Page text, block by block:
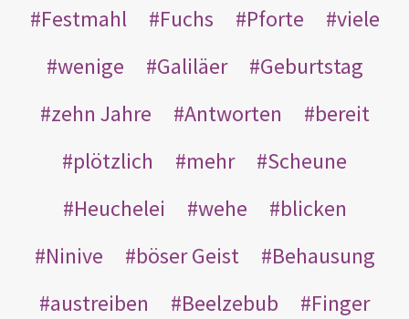
Festmahl
Fuchs Pforte
viele
wenige
Galiläer
Geburtstag
zehn Jahre
Antworten
bereit
plötzlich
mehr
Scheune
Heuchelei
wehe
blicken
Ninive
böser Geist
Behausung
austreiben
Beelzebub
Finger